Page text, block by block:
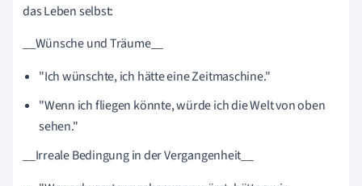
das Leben selbst:
__Wünsche und Träume__
"Ich wünschte, ich hätte eine Zeitmaschine."
"Wenn ich fliegen könnte, würde ich die Welt von oben
sehen."
__Irreale Bedingung in der Vergangenheit__